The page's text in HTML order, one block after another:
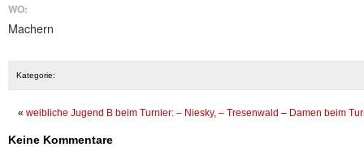
WO:
Machern
Kategorie:
« weibliche Jugend B beim Turnier: – Niesky, – Tresenwald – Damen beim
Keine Kommentare